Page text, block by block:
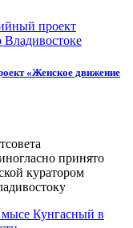
«Женское движение
принято
куратором